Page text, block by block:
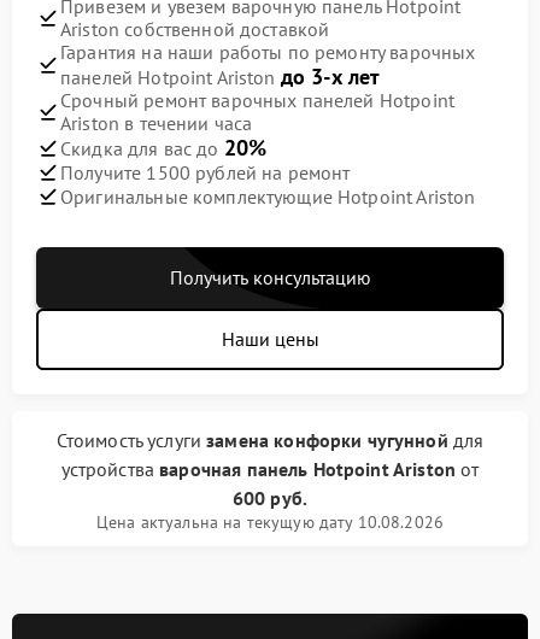
Привезем и увезем варочную панель Hotpoint
Ariston собственной доставкой
Гарантия на наши работы по ремонту варочных
панелей Hotpoint Ariston до 3-х лет
Срочный ремонт варочных панелей Hotpoint
Ariston в течении часа
Скидка для вас до 20%
Получите 1500 рублей на ремонт
Оригинальные комплектующие Hotpoint Ariston
Получить консультацию
Наши цены
Стоимость услугизамена конфорки чугунной для
устройства варочная панель Hotpoint Ariston от
600 руб.
Цена актуальна на текущую дату 10.08.2026